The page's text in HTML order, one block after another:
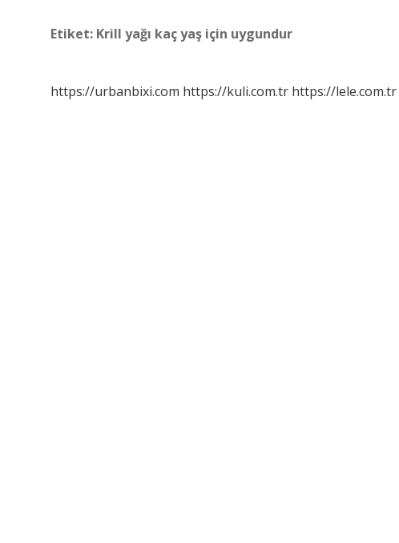
Etiket: Krill yağı kaç yaş için uygundur
https://urbanbixi.com https://kuli.com.tr https://lele.com.tr